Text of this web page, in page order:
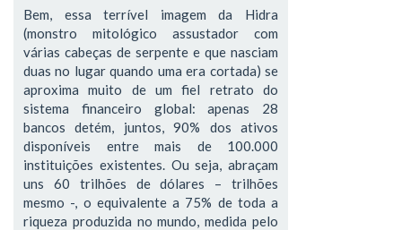
Bem, essa terrível imagem da Hidra
(monstro mitológico assustador com
várias cabeças de serpente e que nasciam
duas no lugar quando uma era cortada) se
aproxima muito de um fiel retrato do
sistema financeiro global: apenas 28
bancos detém, juntos, 90% dos ativos
disponíveis entre mais de 100.000
instituições existentes. Ou seja, abraçam
uns 60 trilhões de dólares – trilhões
mesmo -, o equivalente a 75% de toda a
riqueza produzida no mundo, medida pelo